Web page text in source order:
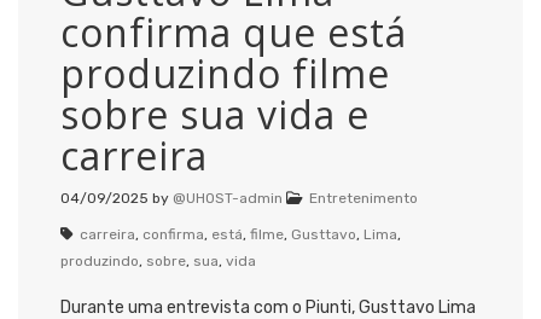
confirma que está
produzindo filme
sobre sua vida e
carreira
04/09/2025 by @UHOST-admin Entretenimento
carreira, confirma, está, filme, Gusttavo, Lima,
produzindo, sobre, sua, vida
Durante uma entrevista com o Piunti, Gusttavo Lima